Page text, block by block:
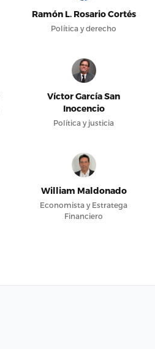
Ramón L. Rosario Cortés
Política y derecho
Víctor García San
Inocencio
Política y justicia
William Maldonado
Economista y Estratega
Financiero